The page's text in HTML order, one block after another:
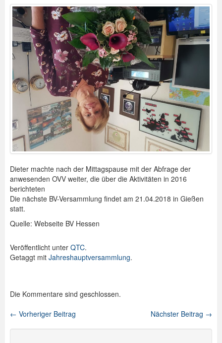
Dieter machte nach der Mittagspause mit der Abfrage der
anwesenden OVV weiter, die über die Aktivitäten in 2016
berichteten
Die nächste BV-Versammlung findet am 21.04.2018 in Gießen
statt.
Quelle: Webseite BV Hessen
Veröffentlicht unter QTC.
Getaggt mit Jahreshauptversammlung.
Die Kommentare sind geschlossen.
Beitragsnavigation
Nächster Beitrag →
← Vorheriger Beitrag